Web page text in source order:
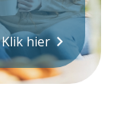
Klik hierkeyboard_arrow_right